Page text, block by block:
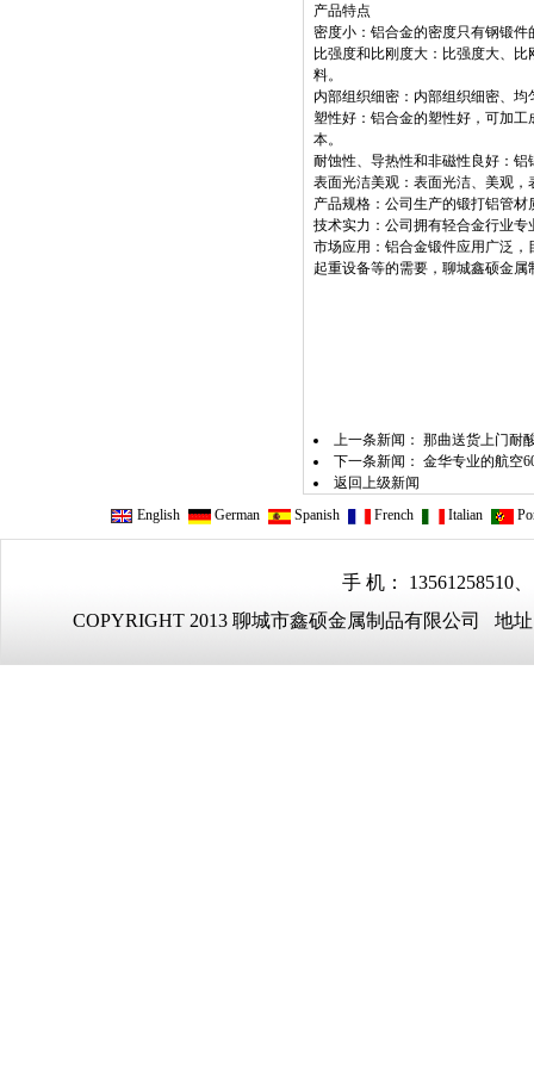
产品特点
密度小：铝合金的密度只有钢锻件
比强度和比刚度大：比强度大、
料。
内部组织细密：内部组织细密、
塑性好：铝合金的塑性好，可加
本。
耐蚀性、导热性和非磁性良好：
表面光洁美观：表面光洁、美观，
产品规格：公司生产的锻打铝管材
技术实力：公司拥有轻合金行业
市场应用：铝合金锻件应用广泛
起重设备等的需要，聊城鑫硕金
上一条新闻： 那曲送货上门耐
下一条新闻： 金华专业的航空
返回上级新闻
English
German Spanish French Italian
手 机： 13561258510
COPYRIGHT 2013 聊城市鑫硕金属制品有限公司 地